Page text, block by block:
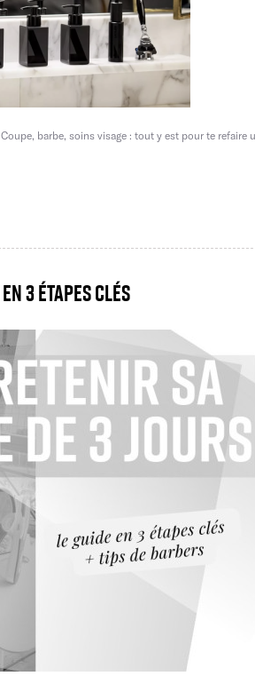
barbe, soins visage : tout y est pour te refaire
3 étapes clés